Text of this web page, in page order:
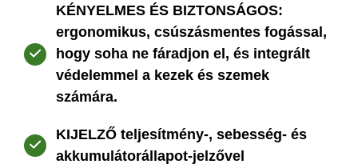
KÉNYELMES ÉS BIZTONSÁGOS:
ergonomikus, csúszásmentes fogással,
hogy soha ne fáradjon el, és integrált
védelemmel a kezek és szemek
számára.
KIJELZŐ teljesítmény-, sebesség- és
akkumulátorállapot-jelzővel